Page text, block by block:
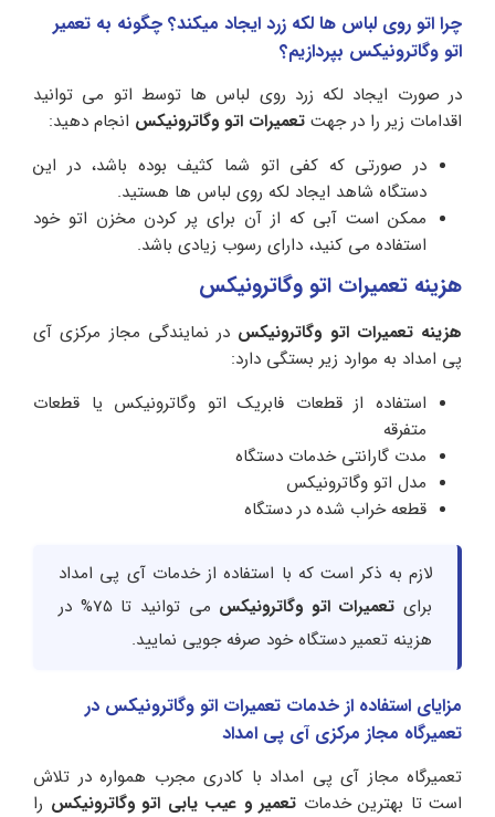
چرا اتو روی لباس ها لکه زرد ایجاد میکند؟ چگونه به تعمیر
اتو وگاترونیکس بپردازیم؟
در صورت ایجاد لکه زرد روی لباس ها توسط اتو می توانید
اقدامات زیر را در جهت تعمیرات اتو وگاترونیکس انجام دهید:
در صورتی که کفی اتو شما کثیف بوده باشد، در این
دستگاه شاهد ایجاد لکه روی لباس ها هستید.
ممکن است آبی که از آن برای پر کردن مخزن اتو خود
استفاده می کنید، دارای رسوب زیادی باشد.
هزینه تعمیرات اتو وگاترونیکس
هزینه تعمیرات اتو وگاترونیکس در نمایندگی مجاز مرکزی آی
پی امداد به موارد زیر بستگی دارد:
استفاده از قطعات فابریک اتو وگاترونیکس یا قطعات
متفرقه
مدت گارانتی خدمات دستگاه
مدل اتو وگاترونیکس
قطعه خراب شده در دستگاه
لازم به ذکر است که با استفاده از خدمات آی پی امداد
برای تعمیرات اتو وگاترونیکس
می توانید تا 75% در
هزینه تعمیر دستگاه خود صرفه جویی نمایید.
مزایای استفاده از خدمات تعمیرات اتو وگاترونیکس در
تعمیرگاه مجاز مرکزی آی پی امداد
تعمیرگاه مجاز آی پی امداد با کادری مجرب همواره در تلاش
است تا بهترین خدمات تعمیر و عیب یابی اتو وگاترونیکس را